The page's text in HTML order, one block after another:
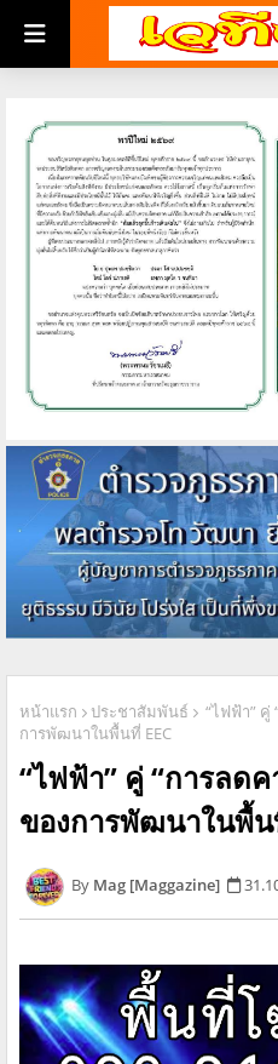
หน้าแรก ประชาสัมพันธ์
“ไฟฟ้า”
การพัฒนาในพื้นที่ EEC
“ไฟฟ้า” คู่ “การลด
ของการพัฒนาในพื้น
Mag [Maggazine]